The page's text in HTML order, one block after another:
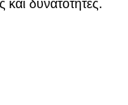
και δυνατότητες.